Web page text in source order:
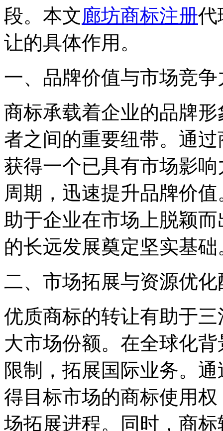
段。本文廊坊商标注册代
让的具体作用。
一、品牌价值与市场竞
商标承载着企业的品牌
者之间的重要纽带。通
获得一个已具有市场影
周期，迅速提升品牌价
助于企业在市场上脱颖
的长远发展奠定坚实基础
二、市场拓展与资源优化
优质商标的转让有助于
大市场份额。在全球化
限制，拓展国际业务。
得目标市场的商标使用
场拓展进程。同时，商